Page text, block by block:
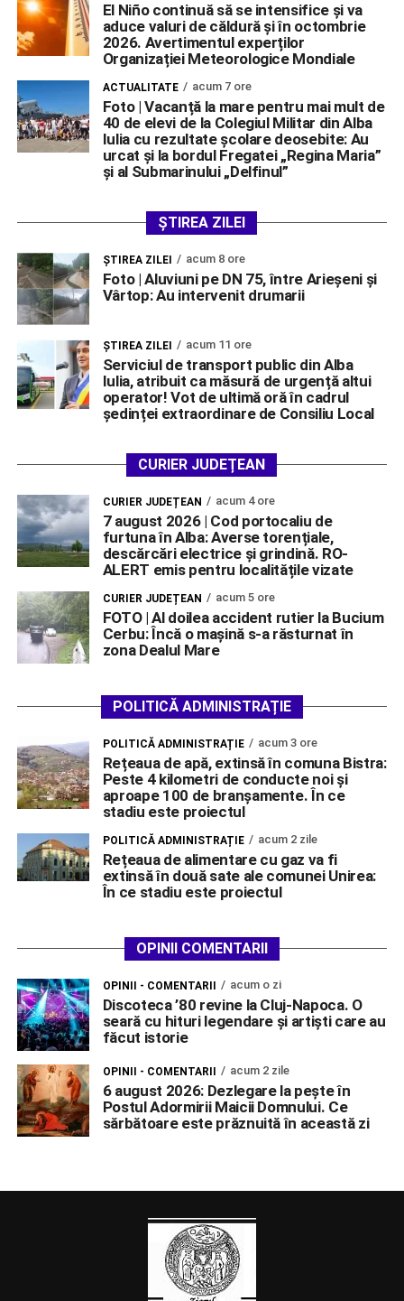
El Niño continuă să se intensifice și va
aduce valuri de căldură și în octombrie
2026. Avertimentul experților
Organizației Meteorologice Mondiale
ACTUALITATE acum 7 ore
Foto | Vacanță la mare pentru mai mult de
40 de elevi de la Colegiul Militar din Alba
Iulia cu rezultate școlare deosebite: Au
urcat și la bordul Fregatei „Regina Maria”
și al Submarinului „Delfinul”
ȘTIREA ZILEI
ŞTIREA ZILEI acum 8 ore
Foto | Aluviuni pe DN 75, între Arieșeni și
Vârtop: Au intervenit drumarii
ŞTIREA ZILEI acum 11 ore
Serviciul de transport public din Alba
Iulia, atribuit ca măsură de urgență altui
operator! Vot de ultimă oră în cadrul
ședinței extraordinare de Consiliu Local
CURIER JUDEȚEAN
CURIER JUDEȚEAN acum 4 ore
7 august 2026 | Cod portocaliu de
furtuna în Alba: Averse torențiale,
descărcări electrice și grindină. RO-
ALERT emis pentru localitățile vizate
CURIER JUDEȚEAN acum 5 ore
FOTO | Al doilea accident rutier la Bucium
Cerbu: Încă o mașină s-a răsturnat în
zona Dealul Mare
POLITICĂ ADMINISTRAȚIE
POLITICĂ ADMINISTRAȚIE acum 3 ore
Rețeaua de apă, extinsă în comuna Bistra:
Peste 4 kilometri de conducte noi și
aproape 100 de branșamente. În ce
stadiu este proiectul
POLITICĂ ADMINISTRAȚIE acum 2 zile
Rețeaua de alimentare cu gaz va fi
extinsă în două sate ale comunei Unirea:
În ce stadiu este proiectul
OPINII COMENTARII
OPINII - COMENTARII acum o zi
Discoteca ’80 revine la Cluj-Napoca. O
seară cu hituri legendare și artiști care au
făcut istorie
OPINII - COMENTARII acum 2 zile
6 august 2026: Dezlegare la pește în
Postul Adormirii Maicii Domnului. Ce
sărbătoare este prăznuită în această zi